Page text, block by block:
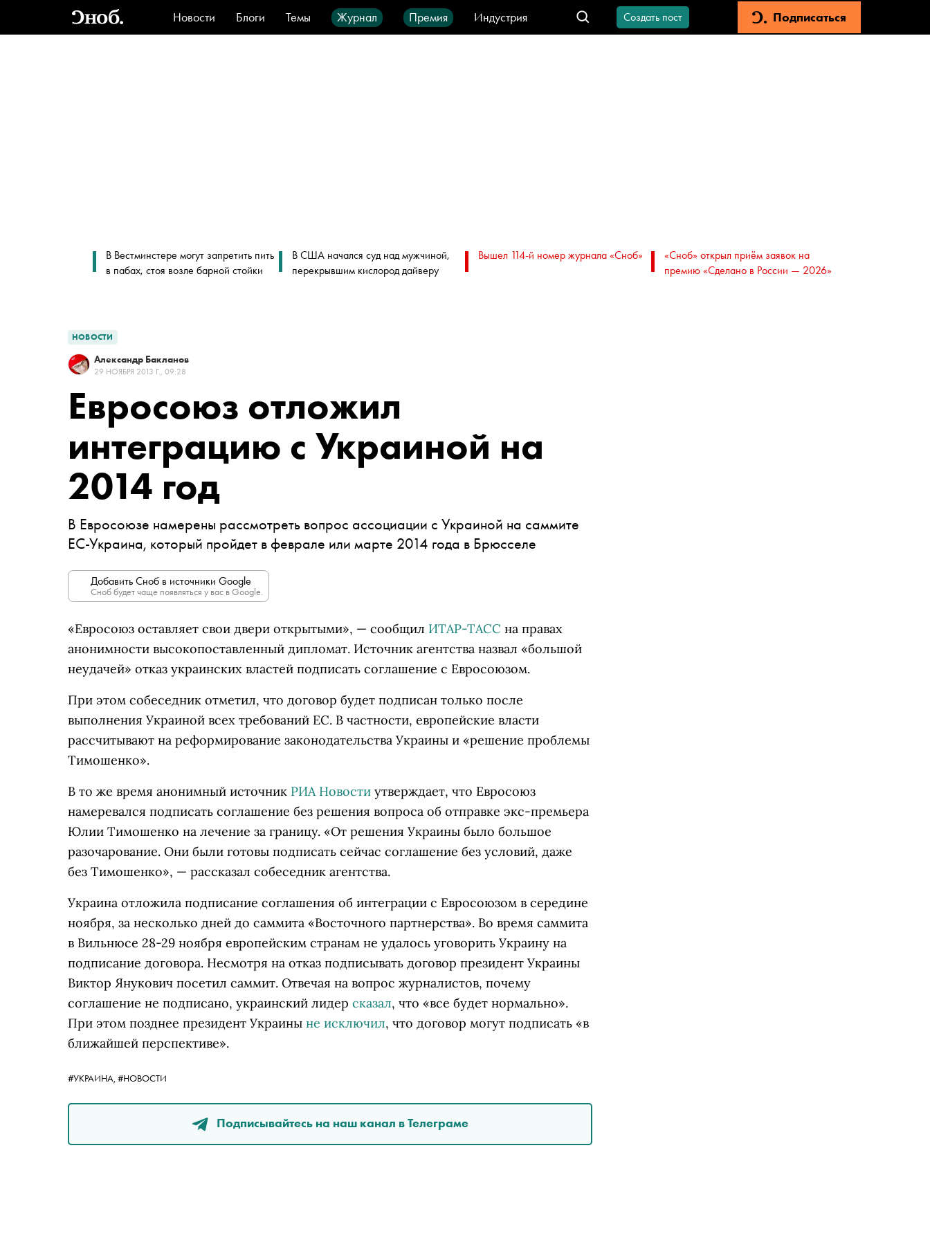
Новости Блоги Темы Журнал Премия
Индустрия
Стиль
Видео Город IT-продукты
Создать пост Подписаться
В Вестминстере могут запретить пить
в пабах, стоя возле барной стойки
В США начался суд над мужчиной,
перекрывшим кислород дайверу
Вышел 114-й номер журнала «Сноб»
«Сноб» открыл приём заявок на
премию «Сделано в России — 2026»
НОВОСТИ
Александр Бакланов
29 НОЯБРЯ 2013 Г., 09:28
Евросоюз отложил
интеграцию с Украиной на
2014 год
В Евросоюзе намерены рассмотреть вопрос ассоциации с Украиной на саммите
ЕС-Украина, который пройдет в феврале или марте 2014 года в Брюсселе
Добавить Сноб в источники Google
Сноб будет чаще появляться у вас в Google.
«Евросоюз оставляет свои двери открытыми», — сообщил ИТАР-ТАСС на правах
анонимности высокопоставленный дипломат. Источник агентства назвал «большой
неудачей» отказ украинских властей подписать соглашение с Евросоюзом.
При этом собеседник отметил, что договор будет подписан только после
выполнения Украиной всех требований ЕС. В частности, европейские власти
рассчитывают на реформирование законодательства Украины и «решение проблемы
Тимошенко».
В то же время анонимный источник РИА Новости утверждает, что Евросоюз
намеревался подписать соглашение без решения вопроса об отправке экс-премьера
Юлии Тимошенко на лечение за границу. «От решения Украины было большое
разочарование. Они были готовы подписать сейчас соглашение без условий, даже
без Тимошенко», — рассказал собеседник агентства.
Украина отложила подписание соглашения об интеграции с Евросоюзом в середине
ноября, за несколько дней до саммита «Восточного партнерства». Во время саммита
в Вильнюсе 28-29 ноября европейским странам не удалось уговорить Украину на
подписание договора. Несмотря на отказ подписывать договор президент Украины
Виктор Янукович посетил саммит. Отвечая на вопрос журналистов, почему
соглашение не подписано, украинский лидер сказал, что «все будет нормально».
При этом позднее президент Украины не исключил, что договор могут подписать «в
ближайшей перспективе».
#УКРАИНА, #НОВОСТИ
Подписывайтесь на наш канал в Телеграме